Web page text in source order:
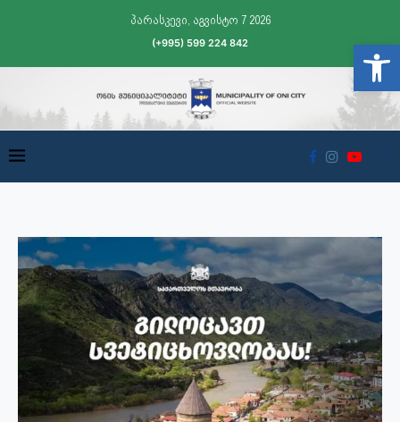
პარასკევი, აგვისტო 7 2026
(+995) 599 224 842